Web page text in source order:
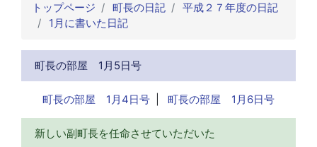
トップページ 町長の日記
平成２７年度の日記
1月に書いた日記
町長の部屋 1月5日号
町長の部屋 1月4日号 町長の部屋 1月6日号
新しい副町長を任命させていただいた